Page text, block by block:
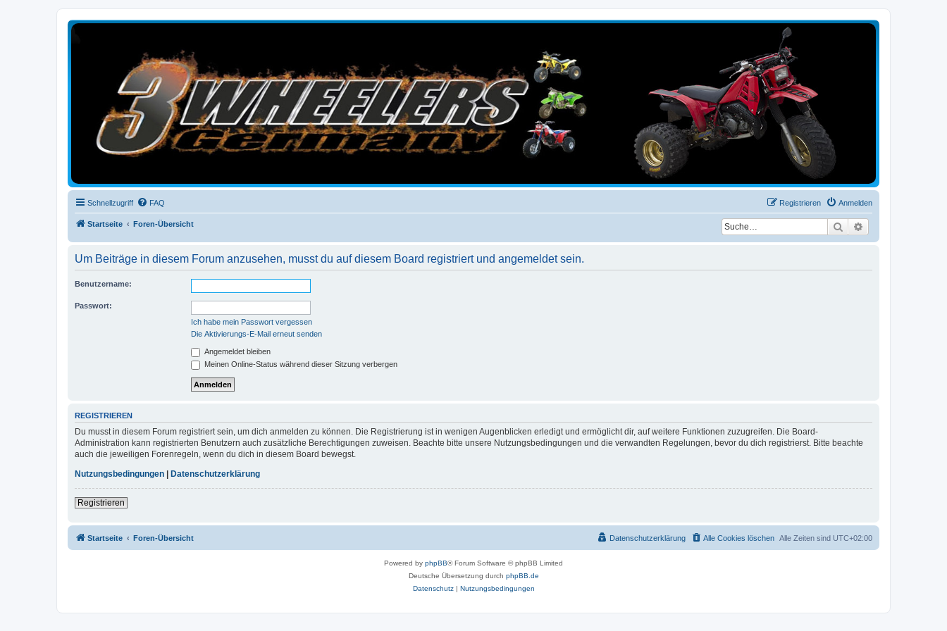
Honda, Yamaha, Kawasaki Trike
Schnellzugriff FAQ Anmelden
Registrieren
Startseite Foren-Übersicht Suche
Um Beiträge in diesem Forum anzusehen, musst du auf diesem Board registriert und angemeldet sein.
Benutzername:
Passwort:
Ich habe mein Passwort vergessen
Die Aktivierungs-E-Mail erneut senden
Angemeldet bleiben
Meinen Online-Status während dieser Sitzung verbergen
REGISTRIEREN
Du musst in diesem Forum registriert sein, um dich anmelden zu können. Die Registrierung ist in wenigen Augenblicken erledigt und ermöglicht dir, auf weitere Funktionen zuzugreifen. Die Board-
Administration kann registrierten Benutzern auch zusätzliche Berechtigungen zuweisen. Beachte bitte unsere Nutzungsbedingungen und die verwandten Regelungen, bevor du dich registrierst. Bitte beachte
auch die jeweiligen Forenregeln, wenn du dich in diesem Board bewegst.
Nutzungsbedingungen
Datenschutzerklärung
Registrieren
Startseite Foren-Übersicht Alle Zeiten sind UTC+02:00
Alle Cookies löschen
Datenschutzerklärung
Powered by phpBB® Forum Software © phpBB Limited
Deutsche Übersetzung durch phpBB.de
Datenschutz | Nutzungsbedingungen